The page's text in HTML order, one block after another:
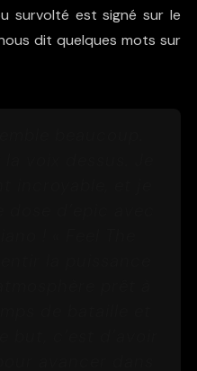
survolté est signé sur le
dit quelques mots sur